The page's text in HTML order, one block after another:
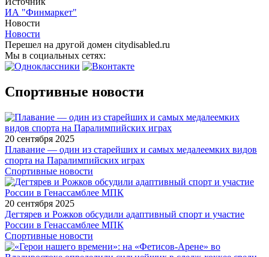
ИА "Финмаркет"
Новости
Новости
Перешел на другой домен citydisabled.ru
Мы в социальных сетях:
Спортивные новости
20 сентября 2025
Плавание — один из старейших и самых медалеемких видов
спорта на Паралимпийских играх
Спортивные новости
20 сентября 2025
Дегтярев и Рожков обсудили адаптивный спорт и участие
России в Генассамблее МПК
Спортивные новости